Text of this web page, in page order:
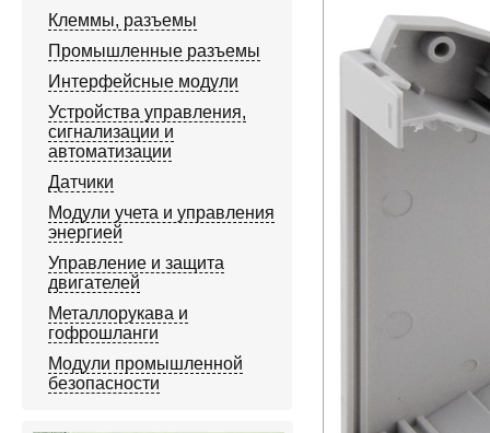
Клеммы, разъемы
Промышленные разъемы
Интерфейсные модули
Устройства управления,
сигнализации и
автоматизации
Датчики
Модули учета и управления
энергией
Управление и защита
двигателей
Металлорукава и
гофрошланги
Модули промышленной
безопасности